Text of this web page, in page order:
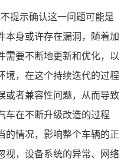
提示确认这一问题可能是
本身或许存在漏洞，随着加
需要不断地更新和优化，以
境，在这个持续迭代的过程
或者兼容性问题，从而导致
车在不断升级改造的过程
的情况，影响整个车辆的正
视，设备系统的异常、网络